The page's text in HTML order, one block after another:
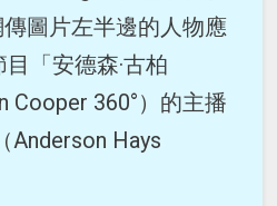
圖片左半邊的人物應
「安德森·古柏
Cooper 360°）的主播
Anderson Hays